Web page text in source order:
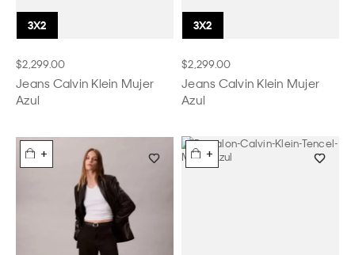
$2,299.00
Jeans Calvin Klein Mujer
Azul
$2,299.00
Jeans Calvin Klein Mujer
Azul
+ +